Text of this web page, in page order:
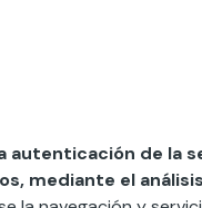
autenticación de la
mediante el